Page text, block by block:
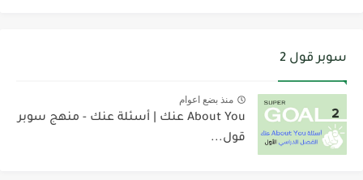
سوبر قول 2
منذ بضع اعوام
About You عنك | أسئلة عنك - منهج سوبر
قول...